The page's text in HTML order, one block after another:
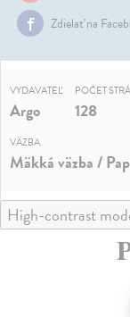
Zdielať na
VYDAVATEĽ
Argo
POČET
128
VÄZBA
Mäkká väzba /
High-contrast